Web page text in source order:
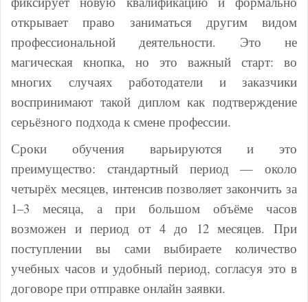
открывает право заниматься другим видом
профессиональной деятельности. Это не
магическая кнопка, но это важный старт: во
многих случаях работодатели и заказчики
воспринимают такой диплом как подтверждение
серьёзного подхода к смене профессии.
Сроки обучения варьируются и это
преимущество: стандартный период — около
четырёх месяцев, интенсив позволяет закончить за
1–3 месяца, а при большом объёме часов
возможен и период от 4 до 12 месяцев. При
поступлении вы сами выбираете количество
учебных часов и удобный период, согласуя это в
договоре при отправке онлайн заявки.